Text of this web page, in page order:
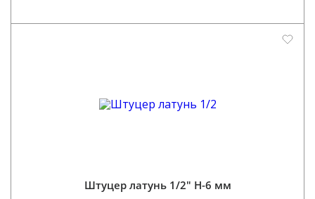
Штуцер латунь 1/2" Н-6 мм